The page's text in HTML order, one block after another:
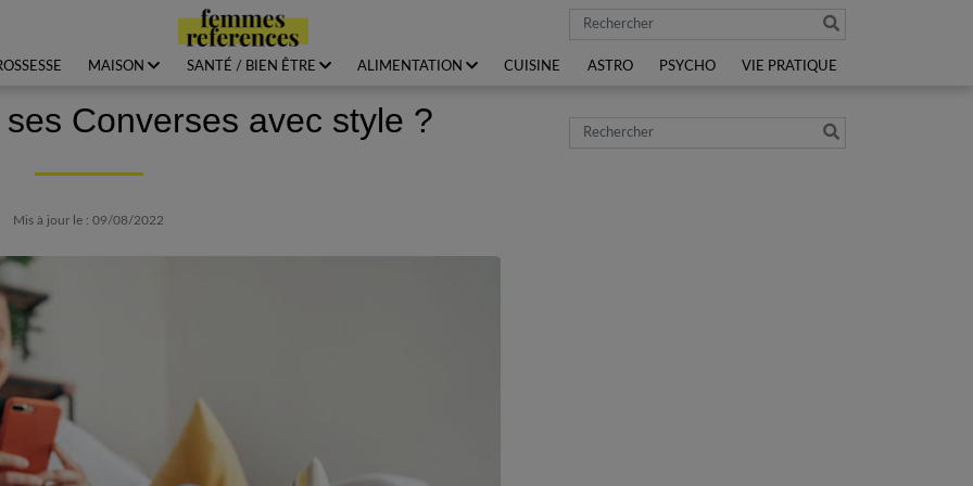
Rechercher
MAISON SANTÉ / BIEN ÊTRE ALIMENTATION CUISINE ASTRO PSYCHO VIE PRATIQUE
Converses avec style ?
Mis à jour le : 09/08/2022
Rechercher